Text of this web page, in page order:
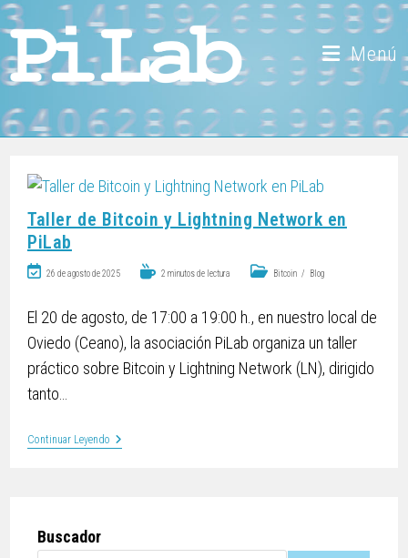
Menú
Taller de Bitcoin y Lightning Network en
PiLab
26 de agosto de 2025 2 minutos de lectura Bitcoin / Blog
El 20 de agosto, de 17:00 a 19:00 h., en nuestro local de
Oviedo (Ceano), la asociación PiLab organiza un taller
práctico sobre Bitcoin y Lightning Network (LN), dirigido
tanto…
Continuar Leyendo
Buscador